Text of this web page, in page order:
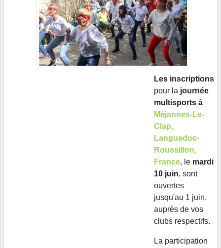
Les inscriptions
pour la journée
multisports à
Méjannes-Le-
Clap,
Languedoc-
Roussillon,
France, le mardi
10 juin, sont
ouvertes
jusqu'au 1 juin,
auprès de vos
clubs respectifs.
La participation